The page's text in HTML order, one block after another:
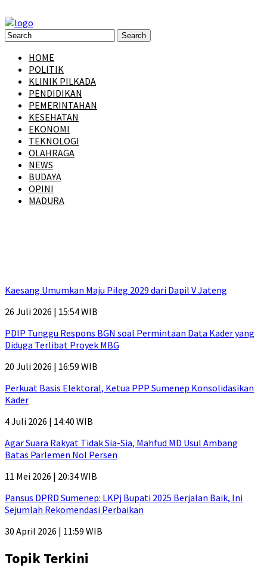
HOME
POLITIK
KLINIK PILKADA
PENDIDIKAN
PEMERINTAHAN
KESEHATAN
EKONOMI
TEKNOLOGI
OLAHRAGA
NEWS
BUDAYA
OPINI
MADURA
Kaesang Umumkan Maju Pileg 2029 dari Dapil V Jateng
26 Juli 2026 | 15:54 WIB
PDIP Tunggu Respons BGN soal Permintaan Data Kader yang
Diduga Terlibat Proyek MBG
20 Juli 2026 | 16:59 WIB
Perkuat Basis Elektoral, Ketua PPP Sumenep Konsolidasikan
Kader
4 Juli 2026 | 14:40 WIB
Agar Suara Rakyat Tidak Sia-Sia, Mahfud MD Usul Ambang
Batas Parlemen Nol Persen
11 Mei 2026 | 20:34 WIB
Pansus DPRD Sumenep: LKPj Bupati 2025 Berjalan Baik, Ini
Sejumlah Rekomendasi Perbaikan
30 April 2026 | 11:59 WIB
Topik Terkini